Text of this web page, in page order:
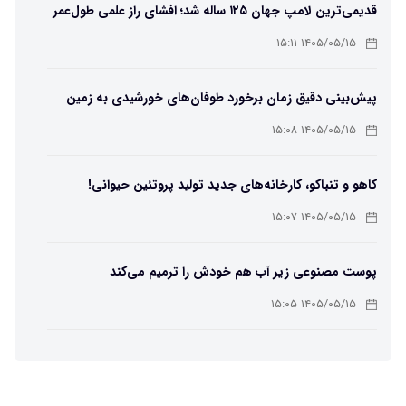
قدیمی‌ترین لامپ جهان ۱۲۵ ساله شد؛ افشای راز علمی طول‌عمر
لامپ سنتنیال
۱۴۰۵/۰۵/۱۵ ۱۵:۱۱
پیش‌بینی دقیق زمان برخورد طوفان‌های خورشیدی به زمین
ممکن شد
۱۴۰۵/۰۵/۱۵ ۱۵:۰۸
کاهو و تنباکو، کارخانه‌های جدید تولید پروتئین حیوانی!
۱۴۰۵/۰۵/۱۵ ۱۵:۰۷
پوست مصنوعی زیر آب هم خودش را ترمیم می‌کند
۱۴۰۵/۰۵/۱۵ ۱۵:۰۵